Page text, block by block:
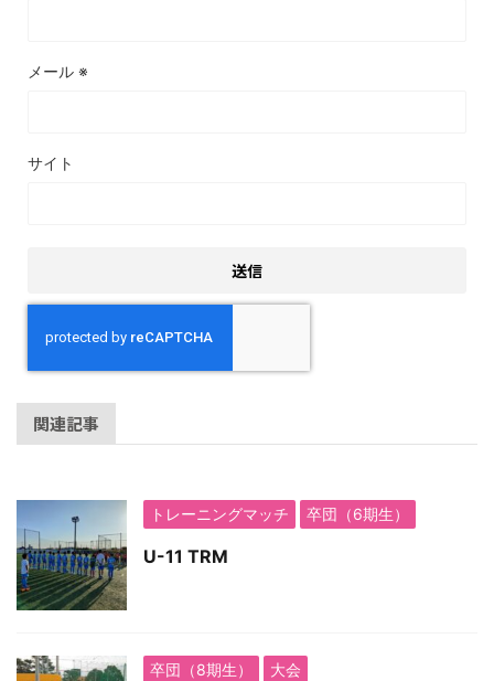
メール ※
サイト
関連記事
トレーニングマッチ 卒団（6期生）
U-11 TRM
卒団（8期生） 大会